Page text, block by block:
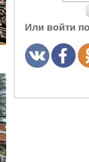
Или войти